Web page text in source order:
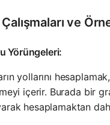
ve
Yörüngeleri:
yollarını
içerir. Burada bir
hesaplamaktan